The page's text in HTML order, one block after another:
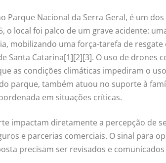
Parque Nacional da Serra Geral, é um
o local foi palco de um grave acidente:
mobilizando uma força-tarefa de
Santa Catarina[1][2][3]. O uso de drones
as condições climáticas impediram o
parque, também atuou no suporte à
em situações críticas.
impactam diretamente a percepção de
e parcerias comerciais. O sinal para
precisam ser revisados e